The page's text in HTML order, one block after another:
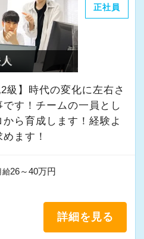
正社員
級】時代の変化に左右さ
す！チームの一員とし
ら育成します！経験よ
ます！
給26～40万円
詳細を見る